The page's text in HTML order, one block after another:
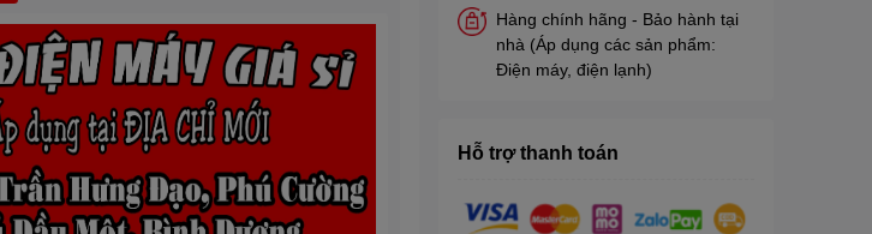
Hàng chính hãng - Bảo hành tại
nhà (Áp dụng các sản phẩm:
Điện máy, điện lạnh)
Hỗ trợ thanh toán